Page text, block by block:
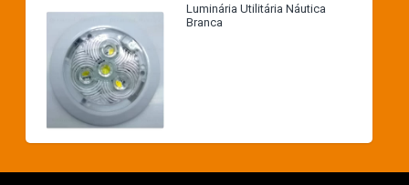
Luminária Utilitária Náutica
Branca